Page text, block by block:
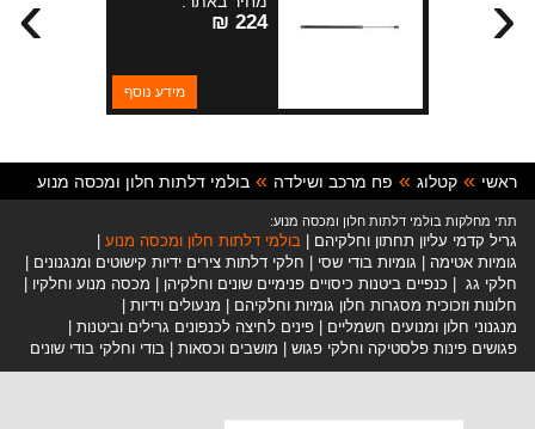
224 ₪
מידע נוסף
ראשי קטלוג פח מרכב ושילדה בולמי דלתות חלון ומכסה מנוע
תתי מחלקות בולמי דלתות חלון ומכסה מנוע:
גריל קדמי עליון תחתון וחלקיהם
בולמי דלתות חלון ומכסה מנוע
גומיות אטימה
גומיות בודי שסי
חלקי דלתות צירים ידיות קישוטים ומנגנונים
חלקי גג
כנפיים ביטנות כיסויים פנימיים שונים וחלקיהן
מכסה מנוע וחלקיו
חלונות וזכוכית מסגרות חלון גומיות וחלקיהם
מנעולים וידיות
מנגנוני חלון ומנועים חשמליים
פינים לחיצה לכנפונים גרילים וביטנות
פגושים פינות פלסטיקה וחלקי פגוש
מושבים וכסאות בודי וחלקי בודי שונים